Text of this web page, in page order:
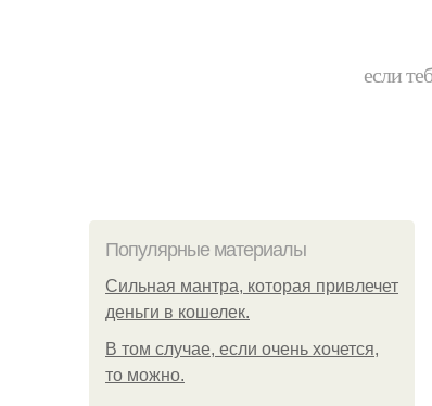
если
Популярные материалы
Сильная мантра, которая привлечет
деньги в кошелек.
В том случае, если очень хочется,
то можно.